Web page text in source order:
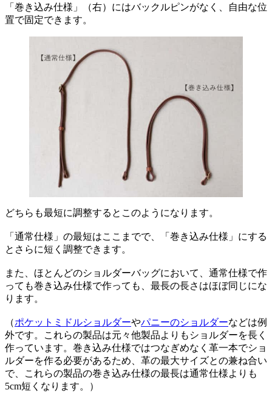
「巻き込み仕様」（右）にはバックルピンがなく、自由な位
置で固定できます。
どちらも最短に調整するとこのようになります。
「通常仕様」の最短はここまでで、「巻き込み仕様」にする
とさらに短く調整できます。
また、ほとんどのショルダーバッグにおいて、通常仕様で作
っても巻き込み仕様で作っても、最長の長さはほぼ同じにな
ります。
（ポケットミドルショルダーやパニーのショルダーなどは例
外です。これらの製品は元々他製品よりもショルダーを長く
作っています。巻き込み仕様ではつなぎめなく革一本でショ
ルダーを作る必要があるため、革の最大サイズとの兼ね合い
で、これらの製品の巻き込み仕様の最長は通常仕様よりも
5cm短くなります。）